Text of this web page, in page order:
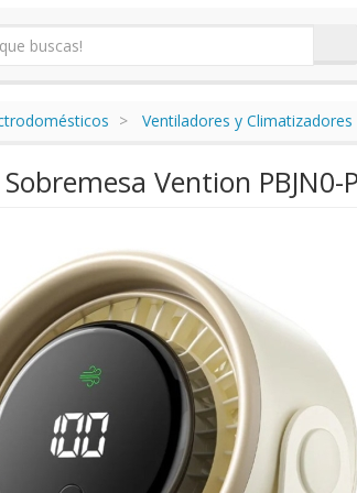
Ventiladores y Climatizadores
Vention